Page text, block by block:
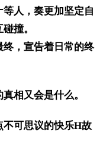
人，奏更加坚定自
撞。
，宣告着日常的终
相又会是什么。
可思议的快乐H故